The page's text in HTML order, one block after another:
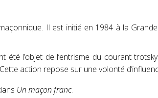
Il est initié en 1984 à la
l’objet de l’entrisme du courant
action repose sur une volonté
Un maçon franc.